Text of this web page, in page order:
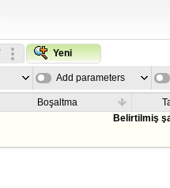
Yeni
Add parameters
Boşaltma
Belirtilmiş